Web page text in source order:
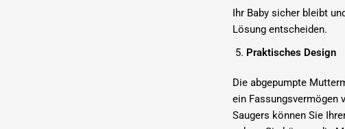
Ihr Baby sicher bleibt
Lösung entscheiden.
Praktisches Design
Die abgepumpte
ein Fassungsvermögen
Saugers können Sie